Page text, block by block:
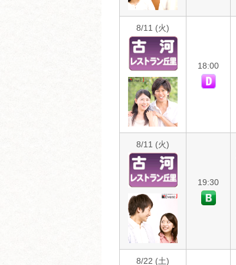
8/11 (火)
18:00
8/11 (火)
19:30
8/22 (土)